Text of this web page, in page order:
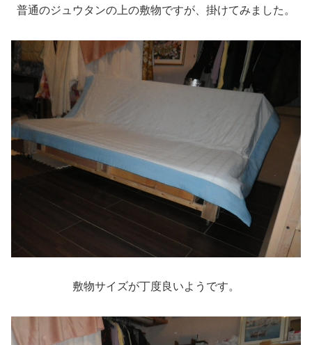
普通のジュウタンの上の敷物ですが、掛けてみました。
敷物サイズが丁度良いようです。